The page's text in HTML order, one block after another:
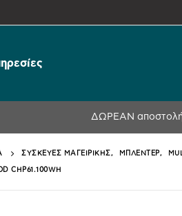
ΔΩΡΕΑΝ αποστολή
ΣΥΣΚΕΥΈΣ ΜΑΓΕΙΡΙΚΉΣ, ΜΠΛΈΝΤΕΡ,
CHP61.100WH